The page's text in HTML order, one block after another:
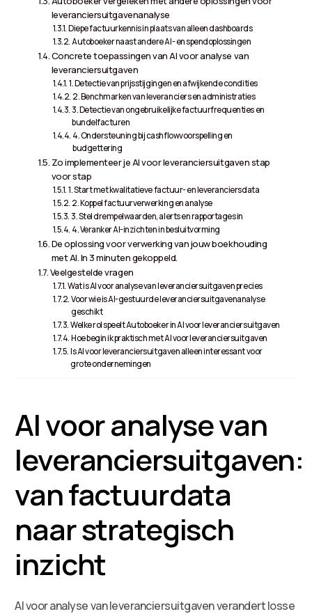
leveranciersuitgavenanalyse
Diepe factuurkennis in plaats van alleen dashboards
Autoboeker naast andere AI- en spendoplossingen
Concrete toepassingen van AI voor analyse van
leveranciersuitgaven
1. Detectie van prijsstijgingen en afwijkende condities
2. Benchmarken van leveranciers en administraties
3. Detectie van ongebruikelijke factuurfrequenties en
bundelfacturen
4. Ondersteuning bij cashflowvoorspelling en
budgettering
Zo implementeer je AI voor leveranciersuitgaven stap
voor stap
1. Start met kwalitatieve factuur- en leveranciersdata
2. Koppel factuurverwerking en analyse
3. Stel drempelwaarden, alerts en rapportages in
4. Veranker AI-inzichten in besluitvorming
De oplossing voor verwerking van jouw boekhouding
met AI. In 3 minuten gekoppeld.
Veelgestelde vragen
Wat is AI voor analyse van leveranciersuitgaven precies
Voor wie is AI-gestuurde leveranciersuitgavenanalyse
geschikt
Welke rol speelt Autoboeker in AI voor leveranciersuitgaven
Hoe begin ik praktisch met AI voor leveranciersuitgaven
Is AI voor leveranciersuitgaven alleen interessant voor
grote ondernemingen
AI voor analyse van
leveranciersuitgaven:
van factuurdata
naar strategisch
inzicht
AI voor analyse van leveranciersuitgaven verandert losse